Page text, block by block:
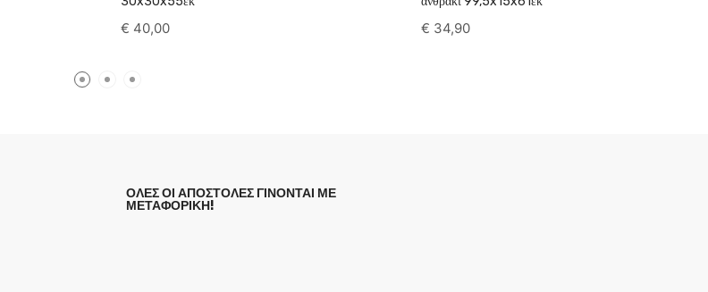
€ 40,00 € 34,90
ΟΛΕΣ ΟΙ ΑΠΟΣΤΟΛΕΣ ΓΙΝΟΝΤΑΙ ΜΕ
ΜΕΤΑΦΟΡΙΚΗ!